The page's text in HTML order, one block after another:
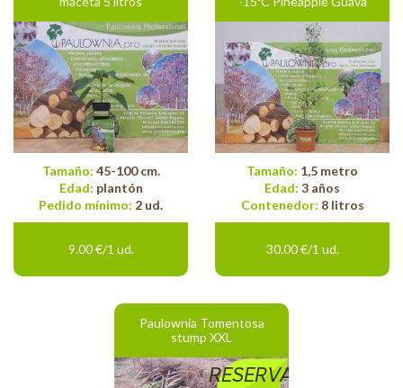
Tamaño: 45-100 cm.
Edad: plantón
Pedido mínimo: 2 ud.
9.00 €/1 ud.
Tamaño: 1,5 metro
Edad: 3 años
Contenedor: 8 litros
30.00 €/1 ud.
Paulownia Tomentosa
stump XXL
RESERVA